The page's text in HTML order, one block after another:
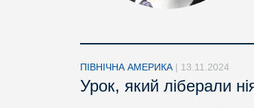
ПІВНІЧНА АМЕРИКА | 13.11.2024
Урок, який ліберали